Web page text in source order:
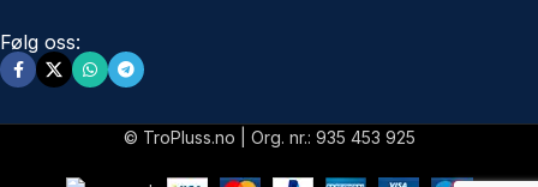
Følg oss:
© TroPluss.no | Org. nr.: 935 453 925